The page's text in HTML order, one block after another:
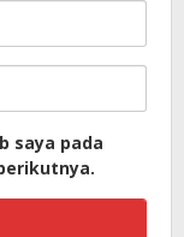
saya pada